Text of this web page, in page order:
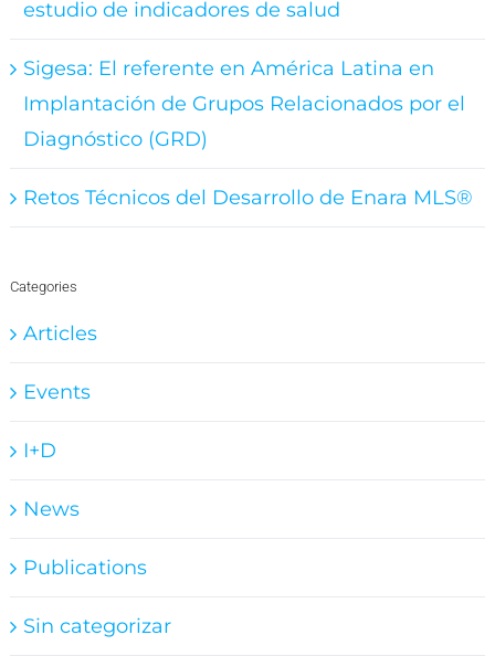
estudio de indicadores de salud
Sigesa: El referente en América Latina en
Implantación de Grupos Relacionados por el
Diagnóstico (GRD)
Retos Técnicos del Desarrollo de Enara MLS®
Categories
Articles
Events
I+D
News
Publications
Sin categorizar